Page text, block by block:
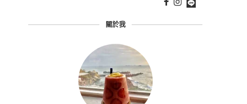
關於我